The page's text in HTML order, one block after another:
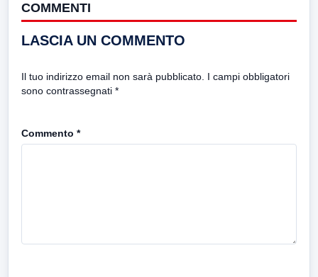
COMMENTI
LASCIA UN COMMENTO
Il tuo indirizzo email non sarà pubblicato. I campi obbligatori
sono contrassegnati *
Commento *